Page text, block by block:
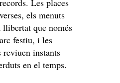
Les places
els menuts
que només
festiu, i les
reviuen instants
en el temps.